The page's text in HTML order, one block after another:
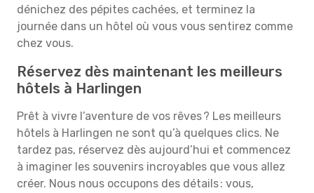
dénichez des pépites cachées, et terminez la
journée dans un hôtel où vous vous sentirez comme
chez vous.
Réservez dès maintenant les meilleurs
hôtels à Harlingen
Prêt à vivre l’aventure de vos rêves ? Les meilleurs
hôtels à Harlingen ne sont qu’à quelques clics. Ne
tardez pas, réservez dès aujourd’hui et commencez
à imaginer les souvenirs incroyables que vous allez
créer. Nous nous occupons des détails : vous,